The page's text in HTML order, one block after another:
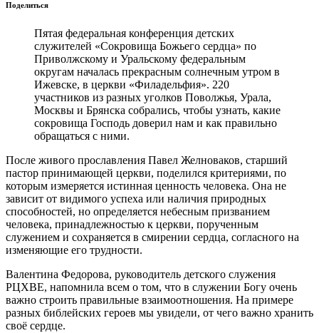
Поделиться
Пятая федеральная конференция детских
служителей «Сокровища Божьего сердца» по
Приволжскому и Уральскому федеральным
округам началась прекрасным солнечным утром в
Ижевске, в церкви «Филадельфия». 220
участников из разных уголков Поволжья, Урала,
Москвы и Брянска собрались, чтобы узнать, какие
сокровища Господь доверил нам и как правильно
обращаться с ними.
После живого прославления Павел Желноваков, старший
пастор принимающей церкви, поделился критериями, по
которым измеряется истинная ценность человека. Она не
зависит от видимого успеха или наличия природных
способностей, но определяется небесным призванием
человека, принадлежностью к церкви, порученным
служением и сохраняется в смирении сердца, согласного на
изменяющие его трудности.
Валентина Федорова, руководитель детского служения
РЦХВЕ, напомнила всем о том, что в служении Богу очень
важно строить правильные взаимоотношения. На примере
разных библейских героев мы увидели, от чего важно хранить
своё сердце.